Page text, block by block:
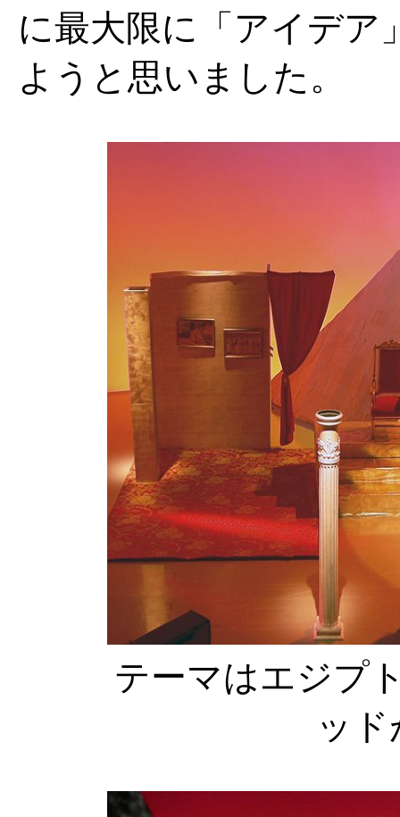
に最大限に「アイデア
ようと思いました。
テーマはエジプ
ッ